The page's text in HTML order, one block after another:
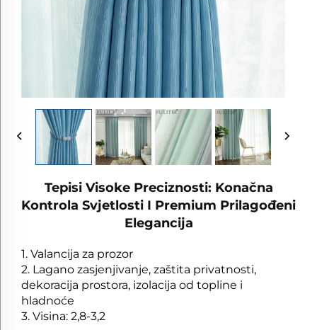
Tepisi Visoke Preciznosti: Konačna
Kontrola Svjetlosti I Premium Prilagođeni
Elegancija
1. Valancija za prozor
2. Lagano zasjenjivanje, zaštita privatnosti,
dekoracija prostora, izolacija od topline i
hladnoće
3. Visina: 2,8-3,2